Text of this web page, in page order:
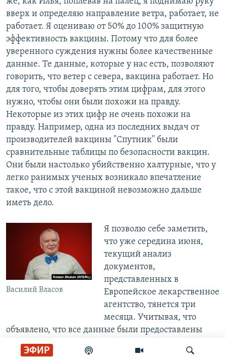
ЭФИР
вверх и определяю направление ветра, работает, не
работает. Я оцениваю от 50% до 100% защитную
эффективность вакцины. Потому что для более
уверенного суждения нужны более качественные
данные. Те данные, которые у нас есть, позволяют
говорить, что ветер с севера, вакцина работает. Но
для того, чтобы доверять этим цифрам, для этого
нужно, чтобы они были похожи на правду.
Некоторые из этих цифр не очень похожи на
правду. Например, одна из последних выдач от
производителей вакцины "Спутник" были
сравнительные таблицы по безопасности вакцин.
Они были настолько убийственно халтурные, что у
легко ранимых ученых возникало впечатление
такое, что с этой вакциной невозможно дальше
иметь дело.
Василий Власов
Я позволю себе заметить,
что уже середина июня,
текущий анализ
документов,
представленных в
Европейское лекарственное
агентство, тянется три
месяца. Учитывая, что
объявлено, что все данные были предоставлены
еще в ноябре, возникает такое впечатление, что
одобрения "Спутника" Европейским